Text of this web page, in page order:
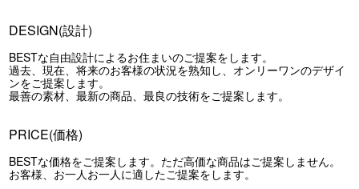
DESIGN(設計)
BESTな自由設計によるお住まいのご提案をします。
過去、現在、将来のお客様の状況を熟知し、オンリーワンのデザイ
ンをご提案します。
最善の素材、最新の商品、最良の技術をご提案します。
PRICE(価格)
BESTな価格をご提案します。ただ高価な商品はご提案しません。
お客様、お一人お一人に適したご提案をします。